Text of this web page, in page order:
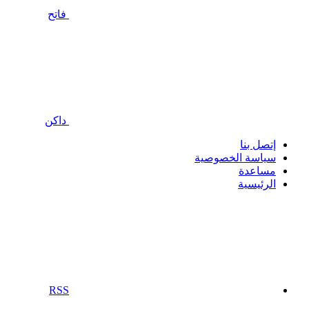
فاتح
داكن
إتصل بنا
سياسة الخصوصية
مساعدة
الرئيسية
RSS